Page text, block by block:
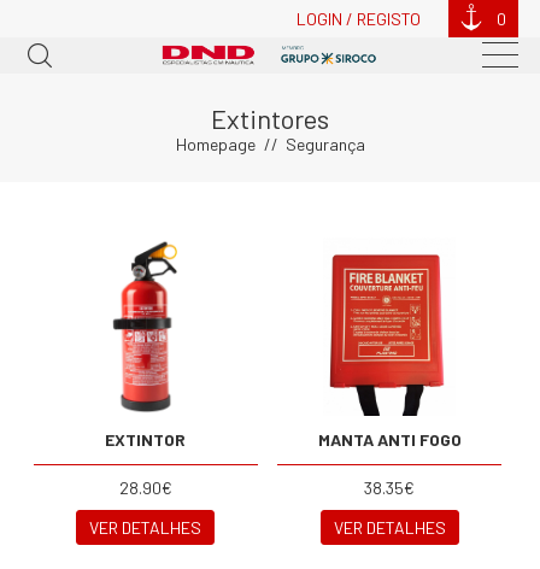
LOGIN / REGISTO 0
Extintores
Homepage Segurança
EXTINTOR
28.90€
VER DETALHES
MANTA ANTI FOGO
38.35€
VER DETALHES